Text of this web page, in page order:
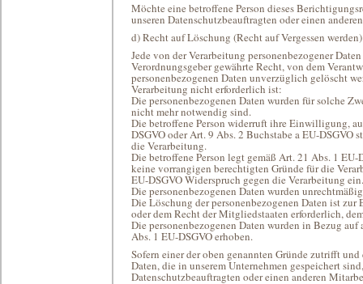
Möchte eine betroffene Person dieses
unseren Datenschutzbeauftragten oder einen
d) Recht auf Löschung (Recht auf Vergessen werden)
Jede von der Verarbeitung personenbezogener
Verordnungsgeber gewährte Recht, von dem
personenbezogenen Daten unverzüglich gelöscht
Verarbeitung nicht erforderlich ist:
Die personenbezogenen Daten wurden für solche
nicht mehr notwendig sind.
Die betroffene Person widerruft ihre Einwilligung,
DSGVO oder Art. 9 Abs. 2 Buchstabe a EU-
die Verarbeitung.
Die betroffene Person legt gemäß Art. 21 Abs. 1
keine vorrangigen berechtigten Gründe für die
EU-DSGVO Widerspruch gegen die Verarbeitung ein.
Die personenbezogenen Daten wurden
Die Löschung der personenbezogenen Daten ist
oder dem Recht der Mitgliedstaaten erforderlich,
Die personenbezogenen Daten wurden in Bezug
Abs. 1 EU-DSGVO erhoben.
Sofern einer der oben genannten Gründe zutrifft
Daten, die in unserem Unternehmen gespeichert
Datenschutzbeauftragten oder einen anderen